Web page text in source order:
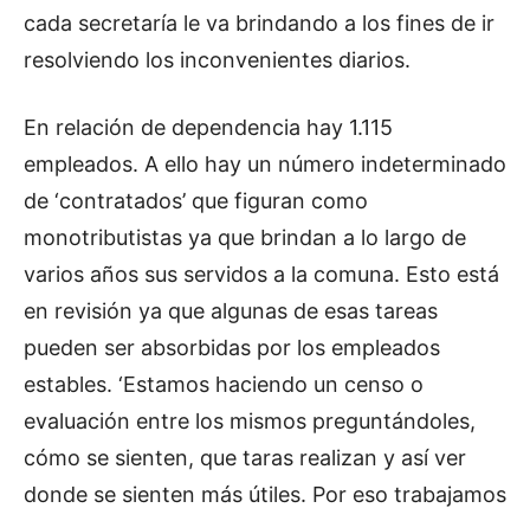
cada secretaría le va brindando a los fines de ir
resolviendo los inconvenientes diarios.
En relación de dependencia hay 1.115
empleados. A ello hay un número indeterminado
de ‘contratados’ que figuran como
monotributistas ya que brindan a lo largo de
varios años sus servidos a la comuna. Esto está
en revisión ya que algunas de esas tareas
pueden ser absorbidas por los empleados
estables. ‘Estamos haciendo un censo o
evaluación entre los mismos preguntándoles,
cómo se sienten, que taras realizan y así ver
donde se sienten más útiles. Por eso trabajamos